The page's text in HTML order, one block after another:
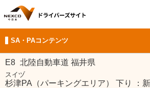
SA・PAコンテンツ
E8 北陸自動車道 福井県
スイヅ
杉津PA（パーキングエリア） 下り ：